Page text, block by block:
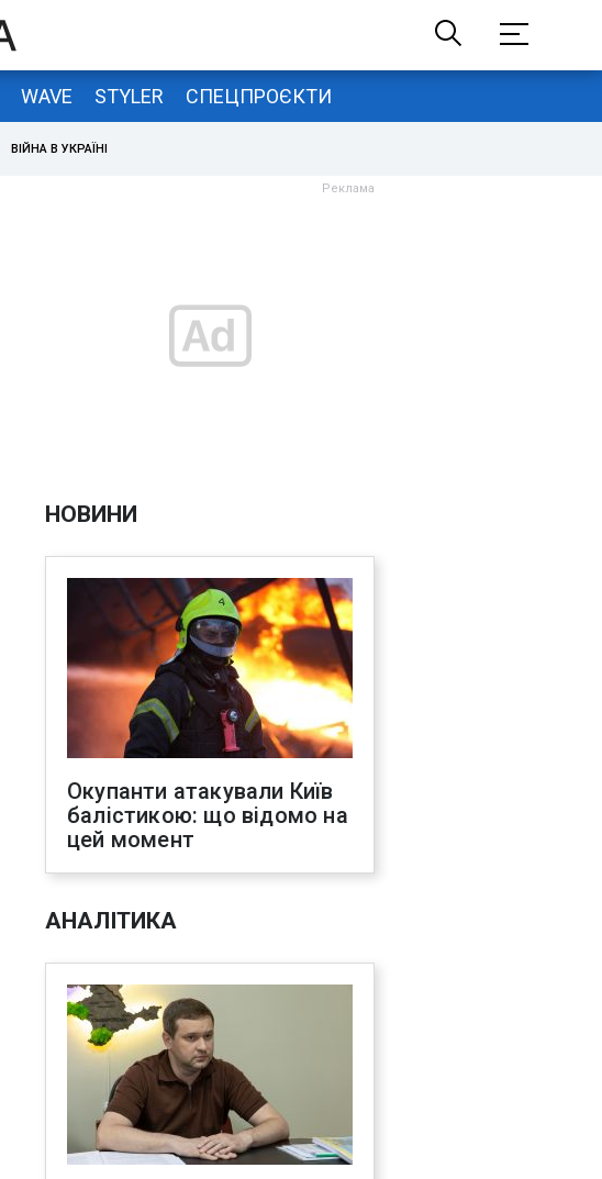
WAVE STYLER СПЕЦПРОЄКТИ
ВІЙНА В УКРАЇНІ
НОВИНИ
Окупанти атакували Київ
балістикою: що відомо на
цей момент
АНАЛІТИКА